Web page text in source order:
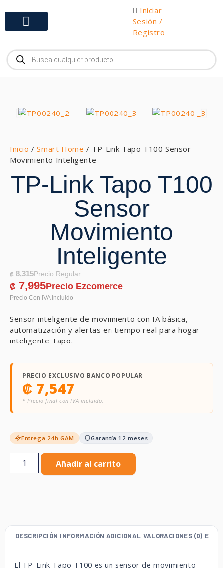
Iniciar
Sesión /
Registro
Inicio /Smart Home / TP-Link Tapo T100 Sensor
Movimiento Inteligente
TP-Link Tapo T100
Sensor
Movimiento
Inteligente
₡8,315
₡ 7,995
Sensor inteligente de movimiento con IA básica,
automatización y alertas en tiempo real para hogar
inteligente Tapo.
PRECIO EXCLUSIVO BANCO POPULAR
₡ 7,547
* Precio final con IVA incluido.
Entrega 24h GAM Garantía 12 meses
Añadir al carrito
DESCRIPCIÓN INFORMACIÓN ADICIONAL VALORACIONES (0)
El TP-Link Tapo T100 es un sensor de movimiento